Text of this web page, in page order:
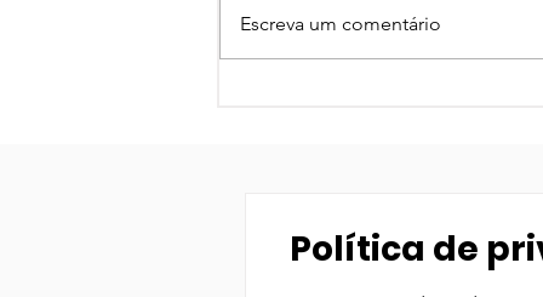
Escreva um comentário
Política de